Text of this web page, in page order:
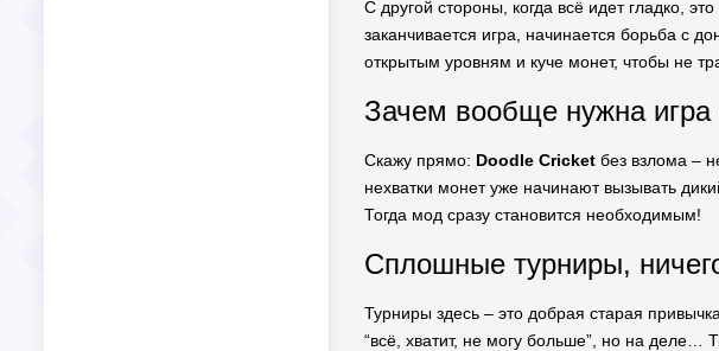
С другой стороны, когда всё идет гладко,
заканчивается игра, начинается борьба с
открытым уровням и куче монет, чтобы не
Зачем вообще нужна игра
Скажу прямо: Doodle Cricket без взлома –
нехватки монет уже начинают вызывать
Тогда мод сразу становится необходимым!
Сплошные турниры,
Турниры здесь – это добрая старая
“всё, хватит, не могу больше”, но на деле…